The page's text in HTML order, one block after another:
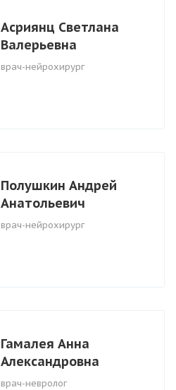
Асриянц Светлана
Валерьевна
врач-нейрохирург
Полушкин Андрей
Анатольевич
врач-нейрохирург
Гамалея Анна
Александровна
врач-невролог